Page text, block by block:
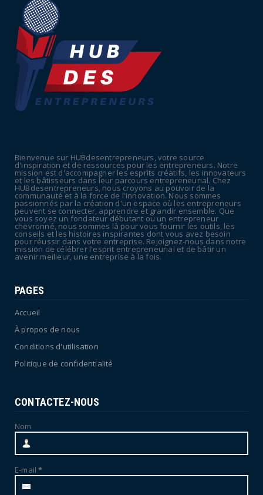
Tabac : les ventes chutent, les recettes
UNCATEGORIZED
Retraites : nouveau plaidoyer pour un coup
de frein sur les ...
July 09, 2026
July 08, 2026
POLITIQUE
Canicule : sept départements du Sud placés
en vigilance oran...
July 04, 2026
Bienvenue sur HUBdesentrepreneurs, votre source
d'inspiration et de ressources pour les entrepreneurs. Notre
mission est d'accompagner les esprits créatifs, les innovateurs
et les bâtisseurs dans leur parcours entrepreneurial. Chez
HUBdesentrepreneurs, nous croyons au pouvoir de la
communauté et à la force de l'innovation. Nous sommes
passionnés par la création d'un espace où les entrepreneurs
peuvent se connecter, apprendre et grandir ensemble. Que
vous soyez un fondateur débutant ou un entrepreneur
chevronné, nous sommes là pour vous fournir les outils, les
conseils et les histoires inspirantes dont vous avez besoin
pour réussir dans votre entreprise. Rejoignez-nous dans notre
mission de célébrer l'esprit entrepreneurial et de bâtir un
avenir meilleur, une entreprise à la fois.
PAGES
Accueil
À propos de nous
Conditions d'utilisation
Politique de confidentialité
CONTACTEZ-NOUS
Nom
E-mail*